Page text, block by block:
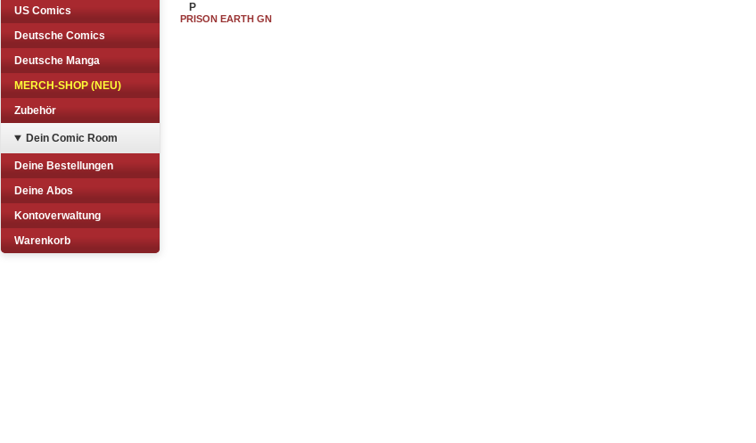
US Comics
Deutsche Comics
Deutsche Manga
MERCH-SHOP (NEU)
Zubehör
Dein Comic Room
Deine Bestellungen
Deine Abos
Kontoverwaltung
Warenkorb
P
PRISON EARTH GN